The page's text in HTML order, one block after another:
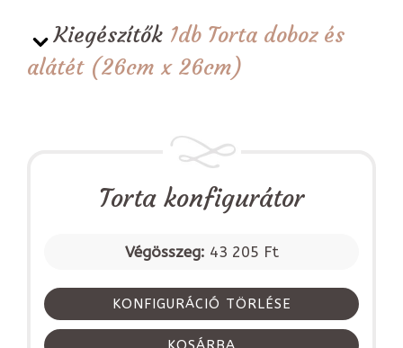
Kiegészítők 1db Torta doboz és
alátét (26cm x 26cm)
Torta konfigurátor
Végösszeg: 43 205 Ft
KONFIGURÁCIÓ TÖRLÉSE